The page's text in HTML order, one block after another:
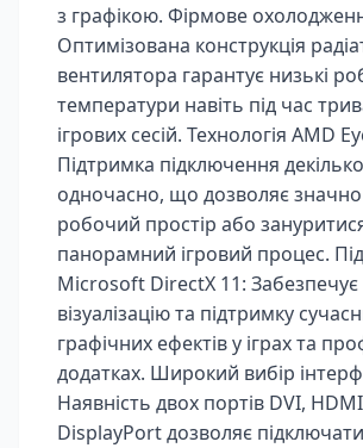
з графікою. Фірмове
Оптимізована конструкція
вентилятора гарантує низькі
температури навіть під час
ігрових сесій. Технологія AMD
Підтримка підключення
одночасно, що дозволяє
робочий простір або
панорамний ігровий процес.
Microsoft DirectX 11: Забезпечує
візуалізацію та підтримку
графічних ефектів у іграх та
додатках. Широкий вибір
Наявність двох портів DVI,
DisplayPort дозволяє